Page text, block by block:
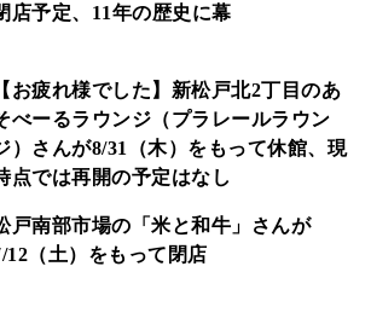
店予定、11年の歴史に幕
【お疲れ様でした】新松戸北2丁目のあ
べーるラウンジ（プラレールラウン
）さんが8/31（木）をもって休館、現
点では再開の予定はなし
戸南部市場の「米と和牛」さんが
12（土）をもって閉店